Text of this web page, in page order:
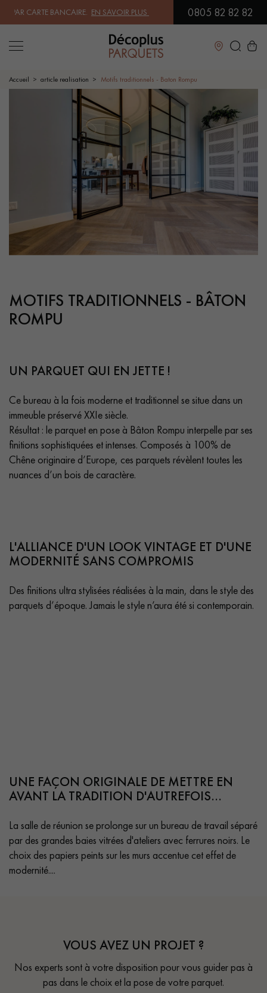
CARTE BANCAIRE.EN SAVOIR PLUS| PROFITEZ DE NOS PETITS
0805 82 82 82
Fermer
LES RECHERCHES LES PLUS COURANTES
PARQUET MASSIF
PARQUET CONTRECOLLÉ -
FLOTTANT
SOL PLAQUÉ BOIS VERITABLES PARQUETS À MOTIFS
PARQUET EN BOIS EXOTIQUE
PARQUET LAMES LARGES XXL PARQUET EN CHÊNE
Nos conseillers sont disponibles au
0805 82 82 82
Obtenez un devis gratuit !
Accueil article realisation Motifs traditionnels - Baton Rompu
MOTIFS TRADITIONNELS - BÂTON
ROMPU
UN PARQUET QUI EN JETTE !
Ce bureau à la fois moderne et traditionnel se situe dans un
immeuble préservé XXIe siècle.
Résultat : le parquet en pose à Bâton Rompu interpelle par ses
finitions sophistiquées et intenses. Composés à 100% de
Chêne originaire d’Europe, ces parquets révèlent toutes les
nuances d’un bois de caractère.
L'ALLIANCE D'UN LOOK VINTAGE ET D'UNE
MODERNITÉ SANS COMPROMIS
Des finitions ultra stylisées réalisées à la main, dans le style des
parquets d’époque. Jamais le style n’aura été si contemporain.
UNE FAÇON ORIGINALE DE METTRE EN
AVANT LA TRADITION D'AUTREFOIS…
La salle de réunion se prolonge sur un bureau de travail séparé
par des grandes baies vitrées d'ateliers avec ferrures noirs. Le
choix des papiers peints sur les murs accentue cet effet de
modernité....
VOUS AVEZ UN PROJET ?
Nos experts sont à votre disposition pour vous guider pas à
pas dans le choix et la pose de votre parquet.